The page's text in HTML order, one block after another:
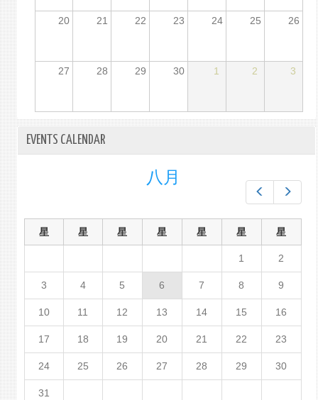
20 21 22 23 24 25 26
27 28 29 30 1 2 3
EVENTS CALENDAR
八月
星 星 星 星 星 星 星
1 2
3 4 5 6 7 8 9
10 11 12 13 14 15 16
17 18 19 20 21 22 23
24 25 26 27 28 29 30
31